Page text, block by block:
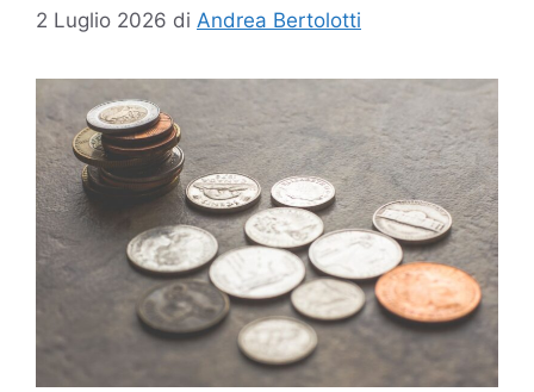
2 Luglio 2026 di Andrea Bertolotti